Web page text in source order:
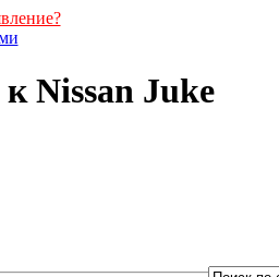
Nissan Juke